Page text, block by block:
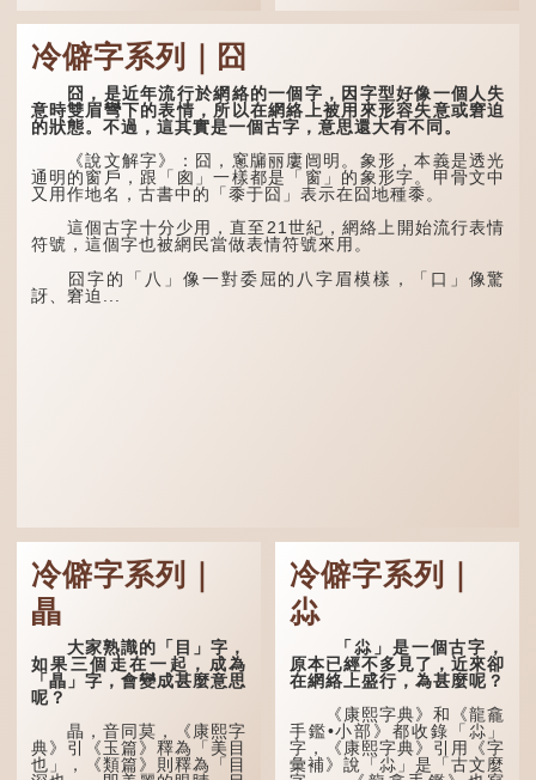
「又」和「双」比較
易理解，前者表示再次，後
者表示一對，兩個「又」便
是「双」。
「叒」（音：若）原是
古代神話中的樹木名
稱。 《說文解字·叒部》：
「叒，日初出東方湯谷所登
榑桑，叒木也。」
「叕...
這個字，用法頗多。
兩個卦名，這裏指天地、宇
宙等，形容政治清明，天下
太平！
「天空朤朤，任鳥兒高
飛。」也是指天清氣明，鳥
兒可高飛。
「朤朤脆脆」就是形容
辦事爽快乾脆。我們熟...
冷僻字系列｜囧
囧，是近年流行於網絡的一個字，因字型好像一個人失
意時雙眉彎下的表情，所以在網絡上被用來形容失意或窘迫
的狀態。不過，這其實是一個古字，意思還大有不同。
《說文解字》：囧，窻牖丽廔闿明。象形，本義是透光
通明的窗戶，跟「囪」一樣都是「窗」的象形字。甲骨文中
又用作地名，古書中的「黍于囧」表示在囧地種黍。
這個古字十分少用，直至21世紀，網絡上開始流行表情
符號，這個字也被網民當做表情符號來用。
囧字的「八」像一對委屈的八字眉模樣，「口」像驚
訝、窘迫...
冷僻字系列｜
瞐
大家熟識的「目」字，
如果三個走在一起，成為
「瞐」字，會變成甚麼意思
呢？
瞐，音同莫，《康熙字
典》引《玉篇》釋為「美目
也」，《類篇》則釋為「目
冷僻字系列｜
尛
「尛」是一個古字，
原本已經不多見了，近來卻
在網絡上盛行，為甚麼呢？
《康熙字典》和《龍龕
手鑑•小部》都收錄「尛」
字，《康熙字典》引用《字
彙補》說「尛」是「古文麼